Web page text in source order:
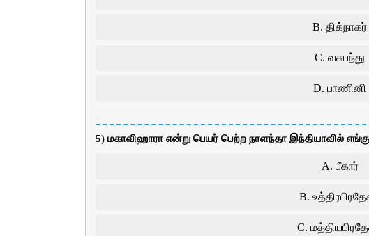
B. திக்நாகர்
C. வசுபந்து
D. பாணினி
5) மகாவிஹாரா என்று பெயர் பெற்ற நாளந்தா இந்தியாவில்
A. பீகார்
B.
C.